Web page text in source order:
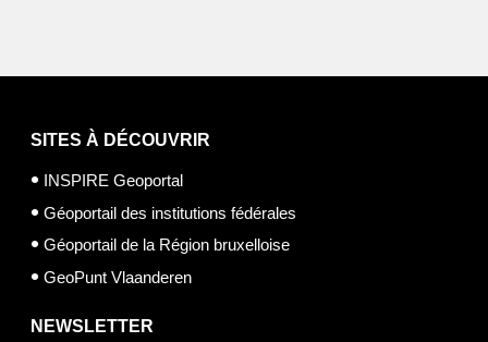
SITES À DÉCOUVRIR
INSPIRE Geoportal
Géoportail des institutions fédérales
Géoportail de la Région bruxelloise
GeoPunt Vlaanderen
NEWSLETTER